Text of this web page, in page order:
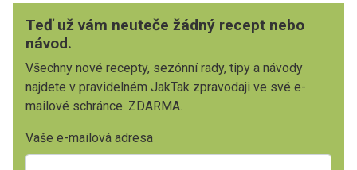
Teď už vám neuteče žádný recept nebo
návod.
Všechny nové recepty, sezónní rady, tipy a návody
najdete v pravidelném JakTak zpravodaji ve své e-
mailové schránce. ZDARMA.
Vaše e-mailová adresa